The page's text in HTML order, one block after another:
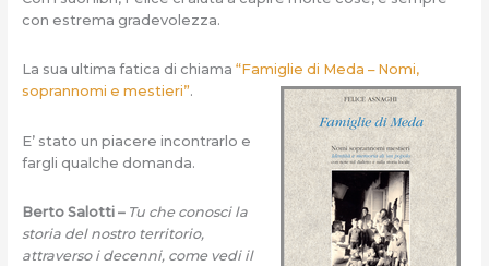
con estrema gradevolezza.
La sua ultima fatica di chiama “Famiglie di Meda – Nomi,
soprannomi e mestieri”.
E’ stato un piacere incontrarlo e
fargli qualche domanda.
Berto Salotti – Tu che conosci la
storia del nostro territorio,
attraverso i decenni, come vedi il